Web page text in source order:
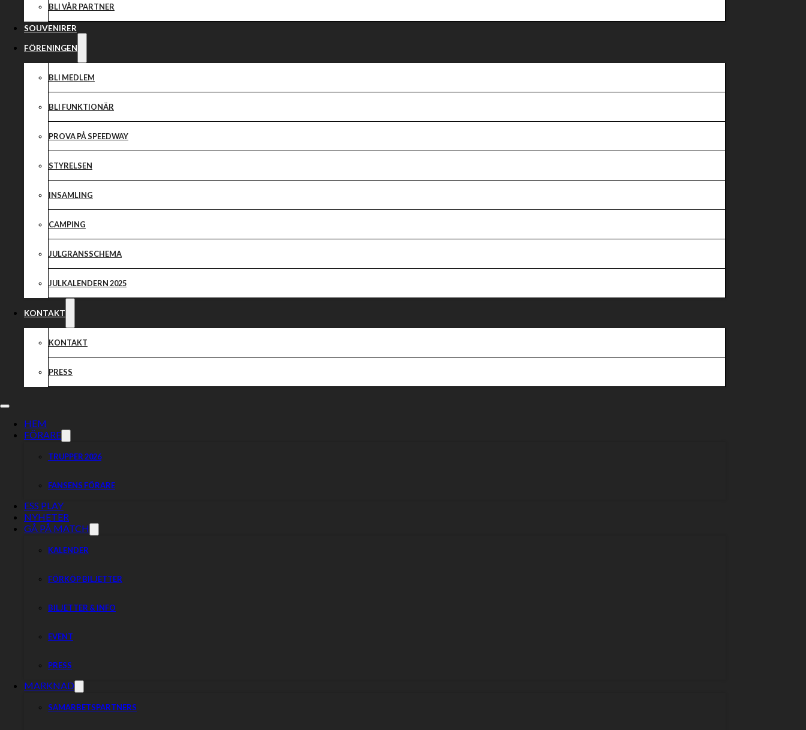
BLI VÅR PARTNER
SOUVENIRER
FÖRENINGEN
BLI MEDLEM
BLI FUNKTIONÄR
PROVA PÅ SPEEDWAY
STYRELSEN
INSAMLING
CAMPING
JULGRANSSCHEMA
JULKALENDERN 2025
KONTAKT
KONTAKT
PRESS
HEM
FÖRARE
TRUPPER 2026
FANSENS FÖRARE
ESS PLAY
NYHETER
GÅ PÅ MATCH
KALENDER
FÖRKÖP BILJETTER
BILJETTER & INFO
EVENT
PRESS
MARKNAD
SAMARBETSPARTNERS